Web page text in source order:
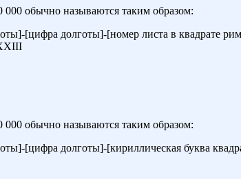
000 обычно называются таким образом:
[цифра долготы]-[номер листа в квадрате
000 обычно называются таким образом:
[цифра долготы]-[кириллическая буква